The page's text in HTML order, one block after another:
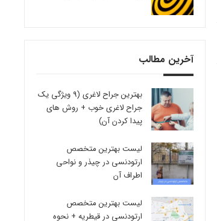
آخرین مطالب
بهترین جراح لاغری (9 ویژگی یک
جراح لاغری خوب + روش های
پیدا کردن آن)
لیست بهترین متخصص
ارتودنسی در چیذر و نواحی
اطراف آن
لیست بهترین متخصص
ارتودنسی در قیطریه + نحوه